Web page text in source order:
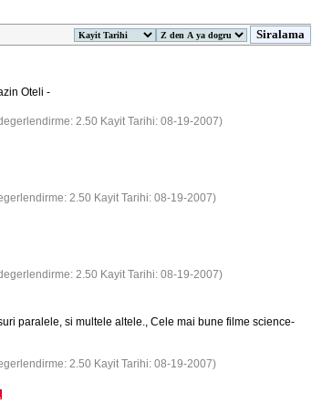
Oteli -
2.50 Kayit Tarihi: 08-19-2007)
2.50 Kayit Tarihi: 08-19-2007)
2.50 Kayit Tarihi: 08-19-2007)
paralele, si multele altele., Cele mai bune filme science-
2.50 Kayit Tarihi: 08-19-2007)